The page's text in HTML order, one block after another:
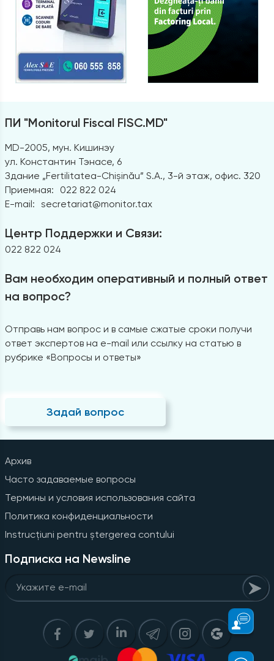
ПИ "Monitorul Fiscal FISC.MD"
MD-2005, мун. Кишинэу
ул. Константин Тэнасе, 6
Здание „Fertilitatea-Chișinău” S.A., 3-й этаж, офис. 320
Приемная:
022 822 024
E-mail: secretariat@monitor.tax
Центр Поддержки и Связи:
022 822 024
Вам необходим оперативный и полный ответ
на вопрос?
Отправь нам вопрос и в самые сжатые сроки получи
ответ экспертов на e-mail или ссылку на статью в
рубрике «Вопросы и ответы»
Задай вопрос
Архив
Часто задаваемые вопросы
Термины и условия использования сайта
Политика конфиденциальности
Instrucțiuni pentru ștergerea contului
Подписка на Newsline